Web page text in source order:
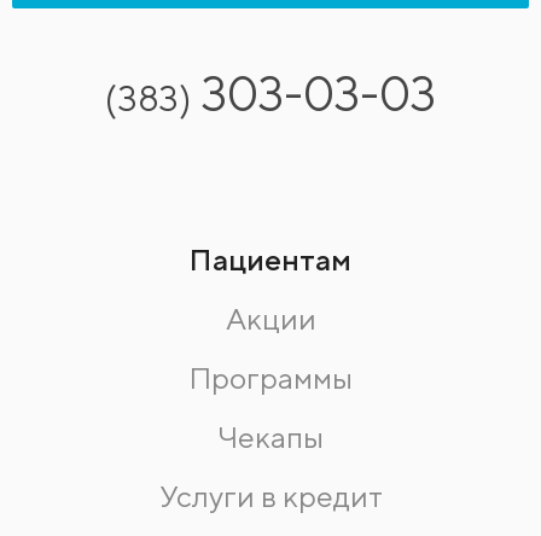
(383) 303-03-03
Пациентам
Акции
Программы
Чекапы
Услуги в кредит